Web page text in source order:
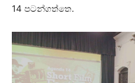
14 පටන්ගත්තෙ.